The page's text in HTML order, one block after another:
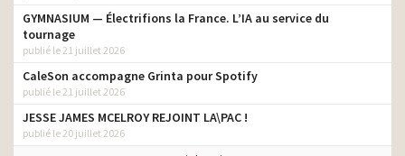
GYMNASIUM — Électrifions la France. L’IA au service du
tournage
publié le 21 juillet 2026
CaleSon accompagne Grinta pour Spotify
publié le 21 juillet 2026
JESSE JAMES MCELROY REJOINT LA\PAC !
publié le 20 juillet 2026